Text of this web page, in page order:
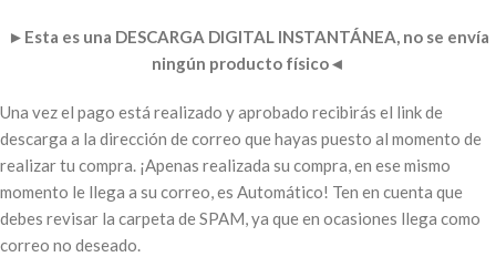
► Esta es una DESCARGA DIGITAL INSTANTÁNEA, no se envía
ningún producto físico◄
Una vez el pago está realizado y aprobado recibirás el link de
descarga a la dirección de correo que hayas puesto al momento de
realizar tu compra. ¡Apenas realizada su compra, en ese mismo
momento le llega a su correo, es Automático! Ten en cuenta que
debes revisar la carpeta de SPAM, ya que en ocasiones llega como
correo no deseado.